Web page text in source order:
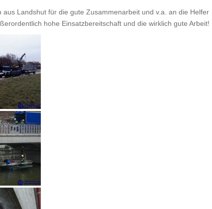
aus Landshut für die gute Zusammenarbeit und v.a. an die Helfer
hohe Einsatzbereitschaft und die wirklich gute Arbeit!